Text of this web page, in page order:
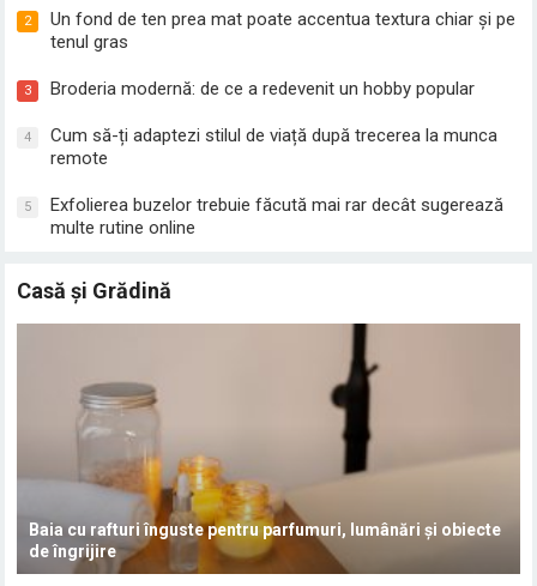
2
Un fond de ten prea mat poate accentua textura chiar și pe
tenul gras
3 Broderia modernă: de ce a redevenit un hobby popular
4
Cum să-ți adaptezi stilul de viață după trecerea la munca
remote
5
Exfolierea buzelor trebuie făcută mai rar decât sugerează
multe rutine online
Casă și Grădină
Baia cu rafturi înguste pentru parfumuri, lumânări și obiecte
de îngrijire